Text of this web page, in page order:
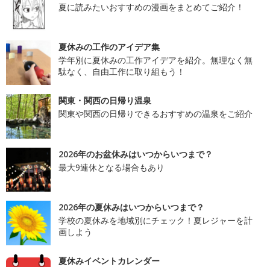
夏に読みたいおすすめの漫画をまとめてご紹介！
夏休みの工作のアイデア集
学年別に夏休みの工作アイデアを紹介。無理なく無
駄なく、自由工作に取り組もう！
関東・関西の日帰り温泉
関東や関西の日帰りできるおすすめの温泉をご紹介
2026年のお盆休みはいつからいつまで？
最大9連休となる場合もあり
2026年の夏休みはいつからいつまで？
学校の夏休みを地域別にチェック！夏レジャーを計
画しよう
夏休みイベントカレンダー